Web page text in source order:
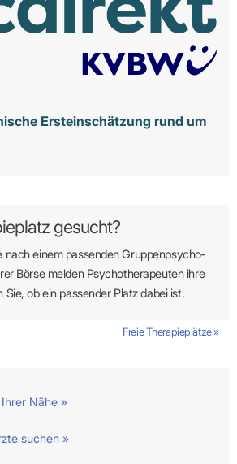
Ersteinschätzung rund um
gesucht?
nach einem passenden Gruppen­psycho­
Börse melden Psycho­­thera­­peuten ihre
Sie, ob ein passender Platz dabei ist.
Freie Therapieplätze »
Nähe »
suchen »